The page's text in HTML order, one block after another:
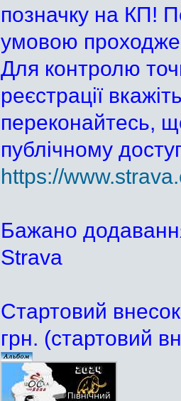
позначку на КП!
умовою
Для контролю
реєстрації
переконайтесь,
публічному
https://
Бажано
Strava
Стартовий
грн. (стартовий